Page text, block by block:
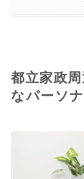
都立家政
なパーソ